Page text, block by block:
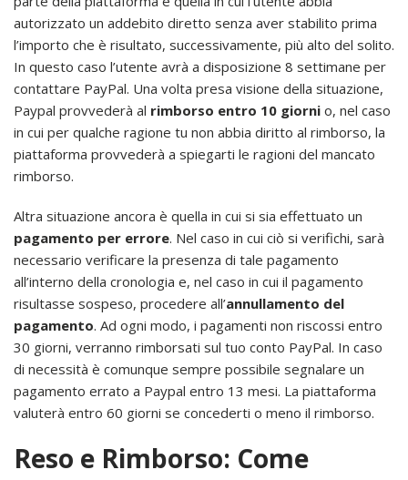
autorizzato un addebito diretto senza aver stabilito prima
l’importo che è risultato, successivamente, più alto del solito.
In questo caso l’utente avrà a disposizione 8 settimane per
contattare PayPal. Una volta presa visione della situazione,
Paypal provvederà al rimborso entro 10 giorni o, nel caso
in cui per qualche ragione tu non abbia diritto al rimborso, la
piattaforma provvederà a spiegarti le ragioni del mancato
rimborso.
Altra situazione ancora è quella in cui si sia effettuato un
pagamento per errore. Nel caso in cui ciò si verifichi, sarà
necessario verificare la presenza di tale pagamento
all’interno della cronologia e, nel caso in cui il pagamento
risultasse sospeso, procedere all’annullamento del
pagamento. Ad ogni modo, i pagamenti non riscossi entro
30 giorni, verranno rimborsati sul tuo conto PayPal. In caso
di necessità è comunque sempre possibile segnalare un
pagamento errato a Paypal entro 13 mesi. La piattaforma
valuterà entro 60 giorni se concederti o meno il rimborso.
Reso e Rimborso: Come